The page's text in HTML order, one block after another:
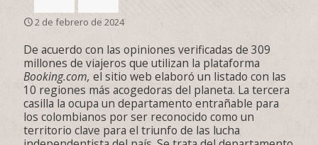
2 de febrero de 2024
De acuerdo con las opiniones verificadas de 309
millones de viajeros que utilizan la plataforma
Booking.com, el sitio web elaboró un listado con las
10 regiones más acogedoras del planeta. La tercera
casilla la ocupa un departamento entrañable para
los colombianos por ser reconocido como un
territorio clave para el triunfo de las lucha